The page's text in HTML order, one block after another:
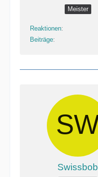
Meister
Reaktionen
Beiträge
Swissbob